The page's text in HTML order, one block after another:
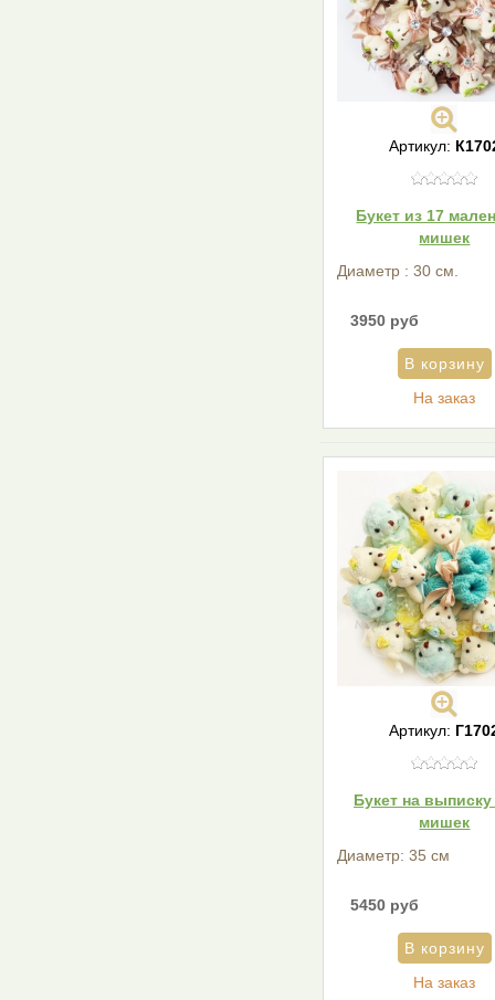
Артикул:
Букет из 17
мишек
Диаметр : 30 см.
3950 руб
На заказ
Артикул:
Букет на выписку
мишек
Диаметр: 35 см
5450 руб
На заказ